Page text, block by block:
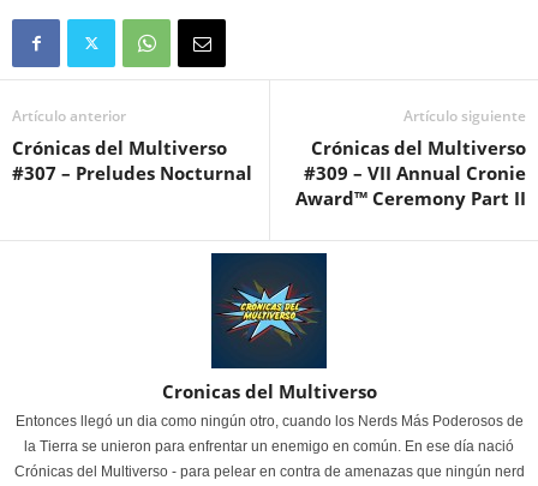
Artículo anterior
Crónicas del Multiverso
#307 – Preludes Nocturnal
Artículo siguiente
Crónicas del Multiverso
#309 – VII Annual Cronie
Award™ Ceremony Part II
Cronicas del Multiverso
Entonces llegó un dia como ningún otro, cuando los Nerds Más Poderosos de
la Tierra se unieron para enfrentar un enemigo en común. En ese día nació
Crónicas del Multiverso - para pelear en contra de amenazas que ningún nerd